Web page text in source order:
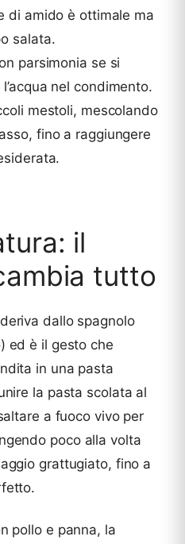
di amido è ottimale ma
salata.
parsimonia se si
nel condimento.
mestoli, mescolando
fino a raggiungere
il
tutto
deriva dallo spagnolo
ed è il gesto che
in una pasta
la pasta scolata al
a fuoco vivo per
poco alla volta
grattugiato, fino a
pollo e panna, la